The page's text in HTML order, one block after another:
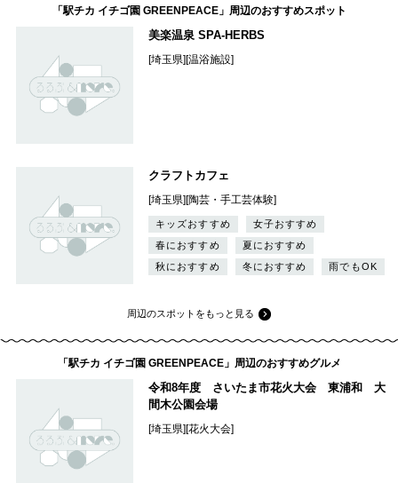
「駅チカ イチゴ園 GREENPEACE」周辺のおすすめスポット
美楽温泉 SPA-HERBS
[埼玉県][温浴施設]
クラフトカフェ
[埼玉県][陶芸・手工芸体験]
キッズおすすめ
女子おすすめ
春におすすめ
夏におすすめ
秋におすすめ
冬におすすめ 雨でもOK
周辺のスポットをもっと見る
「駅チカ イチゴ園 GREENPEACE」周辺のおすすめグルメ
令和8年度 さいたま市花火大会 東浦和 大
間木公園会場
[埼玉県][花火大会]